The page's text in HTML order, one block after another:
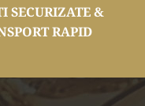
SECURIZATE &
RAPID